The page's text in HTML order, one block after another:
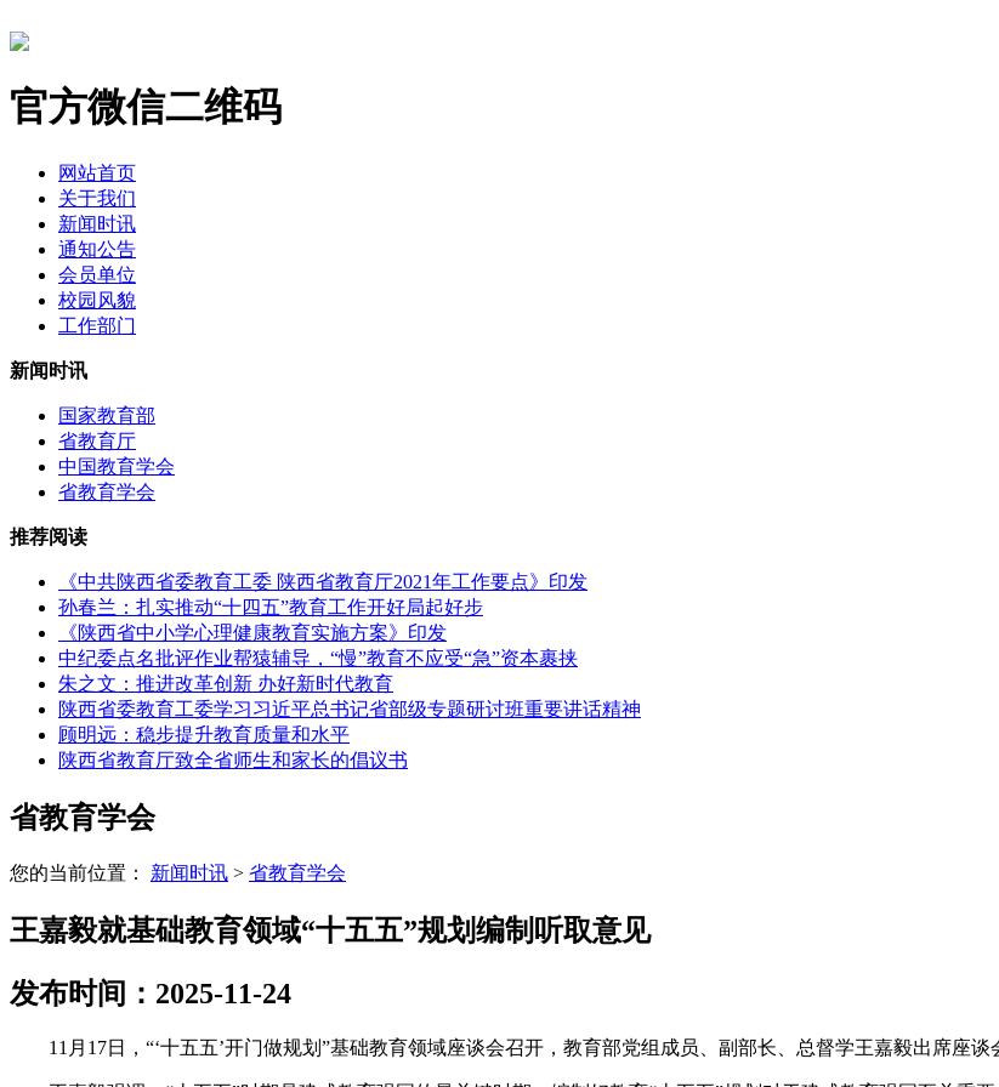
官方微信二维码
网站首页
关于我们
新闻时讯
通知公告
会员单位
校园风貌
工作部门
新闻时讯
国家教育部
省教育厅
中国教育学会
省教育学会
推荐阅读
《中共陕西省委教育工委 陕西省教育厅2021年工作要点》印发
孙春兰：扎实推动“十四五”教育工作开好局起好步
《陕西省中小学心理健康教育实施方案》印发
中纪委点名批评作业帮猿辅导，“慢”教育不应受“急”资本裹挟
朱之文：推进改革创新 办好新时代教育
陕西省委教育工委学习习近平总书记省部级专题研讨班重要讲话精神
顾明远：稳步提升教育质量和水平
陕西省教育厅致全省师生和家长的倡议书
省教育学会
您的当前位置： 新闻时讯 > 省教育学会
王嘉毅就基础教育领域“十五五”规划编制听取意见
发布时间：2025-11-24
11月17日，“‘十五五’开门做规划”基础教育领域座谈会召开，教育部党组成员、副部长、总督学王嘉毅出席座